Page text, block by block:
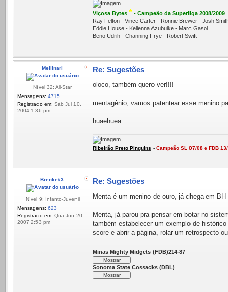
Viçosa Bytes * - Campeão da Superliga 2008/2009
Ray Felton - Vince Carter - Ronnie Brewer - Josh
Eddie House - Kellenna Azubuike - Marc Gasol
Beno Udrih - Channing Frye - Robert Swift
Mellinari
Nível 32: All-Star
Mensagens: 4715
Registrado em: Sáb Jul 10,
2004 1:36 pm
Re: Sugestões
oloco, também quero ver!!!!
mentagênio, vamos patentear esse menino
huaehuea
Ribeirão Preto Pinguins - Campeão SL 07/08 e FDB
Brenke#3
Nível 9: Infanto-Juvenil
Mensagens: 623
Registrado em: Qua Jun 20,
2007 2:53 pm
Re: Sugestões
Menta é um menino de ouro, já chega em
Menta, já parou pra pensar em botar no
também estabelecer um exemplo de
score e abrir a página, rolar um retrospecto
Minas Mighty Midgets (FDB)214-87
Sonoma State Cossacks (DBL)